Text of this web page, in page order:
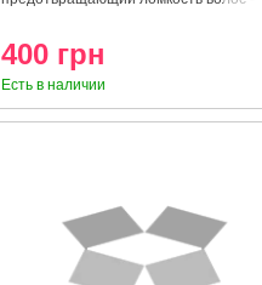
400 грн
Есть в наличии